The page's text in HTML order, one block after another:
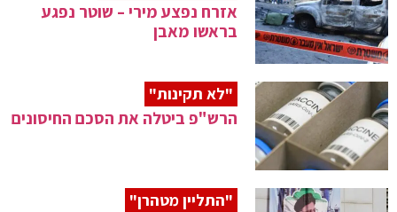
אזרח נפצע מירי – שוטר נפגע
בראשו מאבן
"לא תקינות"
הרש"פ ביטלה את הסכם החיסונים
"התליין מטהרן"